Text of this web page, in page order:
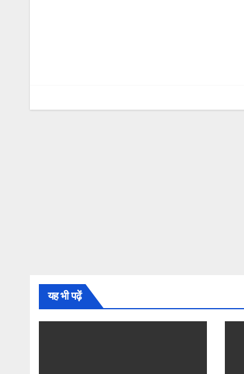
यह भी पढ़ें